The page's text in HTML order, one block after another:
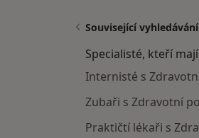
Související vyhledávání
Specialisté, kteří
Internisté s
Zubaři s Zdravotní
Praktičtí lékaři s